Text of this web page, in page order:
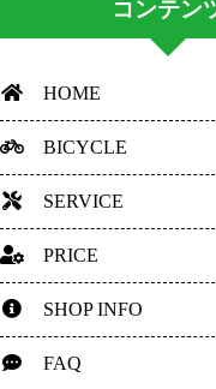
コンテン
HOME
BICYCLE
SERVICE
PRICE
SHOP INFO
FAQ